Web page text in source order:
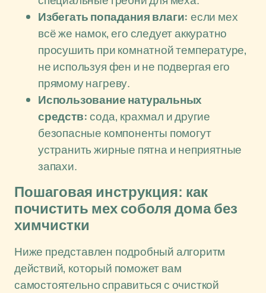
Избегать попадания влаги: если мех
всё же намок, его следует аккуратно
просушить при комнатной температуре,
не используя фен и не подвергая его
прямому нагреву.
Использование натуральных
средств:сода, крахмал и другие
безопасные компоненты помогут
устранить жирные пятна и неприятные
запахи.
Пошаговая инструкция: как
почистить мех соболя дома без
химчистки
Ниже представлен подробный алгоритм
действий, который поможет вам
самостоятельно справиться с очисткой